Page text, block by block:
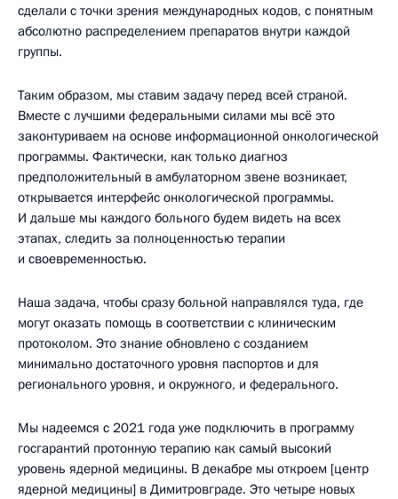
сделали с точки зрения международных кодов, с понятным
абсолютно распределением препаратов внутри каждой
группы.
Таким образом, мы ставим задачу перед всей страной.
Вместе с лучшими федеральными силами мы всё это
законтуриваем на основе информационной онкологической
программы. Фактически, как только диагноз
предположительный в амбулаторном звене возникает,
открывается интерфейс онкологической программы.
И дальше мы каждого больного будем видеть на всех
этапах, следить за полноценностью терапии
и своевременностью.
Наша задача, чтобы сразу больной направлялся туда, где
могут оказать помощь в соответствии с клиническим
протоколом. Это знание обновлено с созданием
минимально достаточного уровня паспортов и для
регионального уровня, и окружного, и федерального.
Мы надеемся с 2021 года уже подключить в программу
госгарантий протонную терапию как самый высокий
уровень ядерной медицины. В декабре мы откроем [центр
ядерной медицины] в Димитровграде. Это четыре новых